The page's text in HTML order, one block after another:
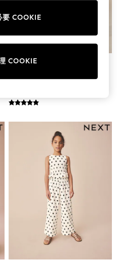
（3月龄-8周岁）
COOKIE
要 COOKIE